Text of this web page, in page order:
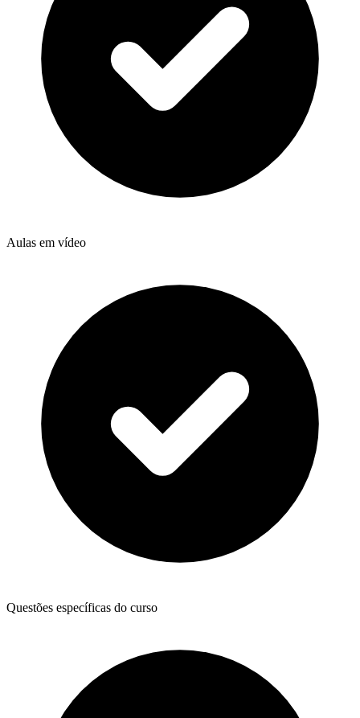
Aulas em vídeo
Questões específicas do curso